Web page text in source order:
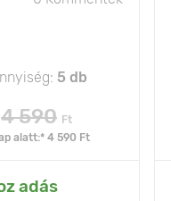
5 db
4 590 Ft
alatt:* 4 590 Ft
adás